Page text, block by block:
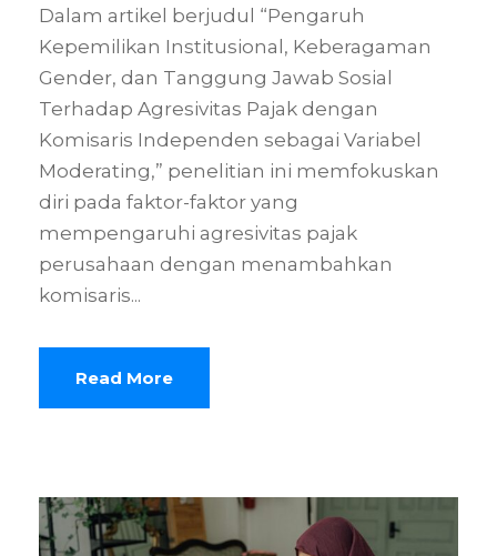
Dalam artikel berjudul “Pengaruh
Kepemilikan Institusional, Keberagaman
Gender, dan Tanggung Jawab Sosial
Terhadap Agresivitas Pajak dengan
Komisaris Independen sebagai Variabel
Moderating,” penelitian ini memfokuskan
diri pada faktor-faktor yang
mempengaruhi agresivitas pajak
perusahaan dengan menambahkan
komisaris...
Read More